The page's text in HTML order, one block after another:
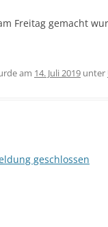
VOR 2016 …
Freitag gemacht
am 14. Juli 2019 unter
geschlossen